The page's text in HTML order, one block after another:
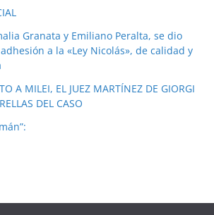
Granata y Emiliano Peralta, se dio
a la «Ley Nicolás», de calidad y
A MILEI, EL JUEZ MARTÍNEZ DE GIORGI
DEL CASO